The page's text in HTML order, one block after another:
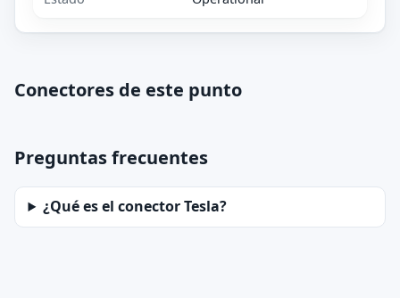
Conectores de este punto
Preguntas frecuentes
¿Qué es el conector Tesla?